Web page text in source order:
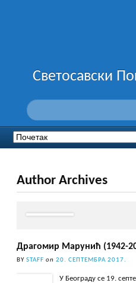
Светосавски
Author Archives
Драгомир Марунић (1942-
BYSTAFF on 20. СЕПТЕМБРА 2017.
У Београду се 19.